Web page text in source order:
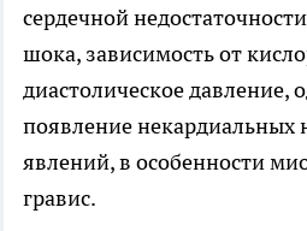
сердечной
шока, зависимость от
диастолическое давление,
появление некардиальных
явлений, в особенности
гравис.